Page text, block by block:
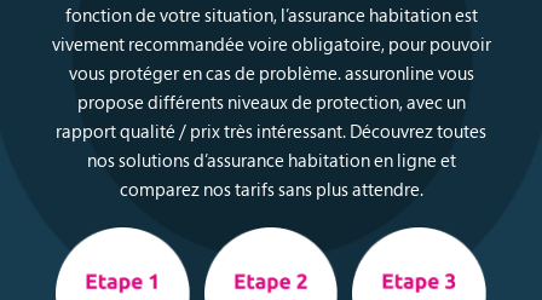
fonction de votre situation, l’assurance habitation est
vivement recommandée voire obligatoire, pour pouvoir
vous protéger en cas de problème. assuronline vous
propose différents niveaux de protection, avec un
rapport qualité / prix très intéressant. Découvrez toutes
nos solutions d’assurance habitation en ligne et
comparez nos tarifs sans plus attendre.